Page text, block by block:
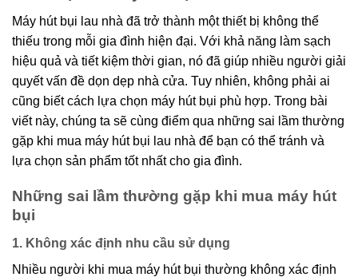
Máy hút bụi lau nhà đã trở thành một thiết bị không thể
thiếu trong mỗi gia đình hiện đại. Với khả năng làm sạch
hiệu quả và tiết kiệm thời gian, nó đã giúp nhiều người giải
quyết vấn đề dọn dẹp nhà cửa. Tuy nhiên, không phải ai
cũng biết cách lựa chọn máy hút bụi phù hợp. Trong bài
viết này, chúng ta sẽ cùng điểm qua những sai lầm thường
gặp khi mua máy hút bụi lau nhà để bạn có thể tránh và
lựa chọn sản phẩm tốt nhất cho gia đình.
Những sai lầm thường gặp khi mua máy hút
bụi
1. Không xác định nhu cầu sử dụng
Nhiều người khi mua máy hút bụi thường không xác định